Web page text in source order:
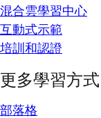
混合雲學習中心
互動式示範
培訓和認證
更多學習方式
部落格